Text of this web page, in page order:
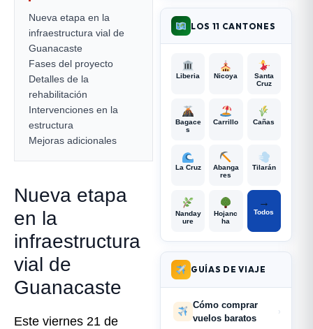
Nueva etapa en la
infraestructura vial de
Guanacaste
Fases del proyecto
Detalles de la
rehabilitación
Intervenciones en la
estructura
Mejoras adicionales
Nueva etapa
en la
infraestructura
vial de
Guanacaste
Este viernes 21 de
LOS 11 CANTONES
Liberia Nicoya
Santa
Cruz
Bagace
s
Carrillo Cañas
La Cruz
Abanga
res
Tilarán
Nanday
ure
Hojanc
ha
→
Todos
GUÍAS DE VIAJE
Cómo comprar
vuelos baratos
›